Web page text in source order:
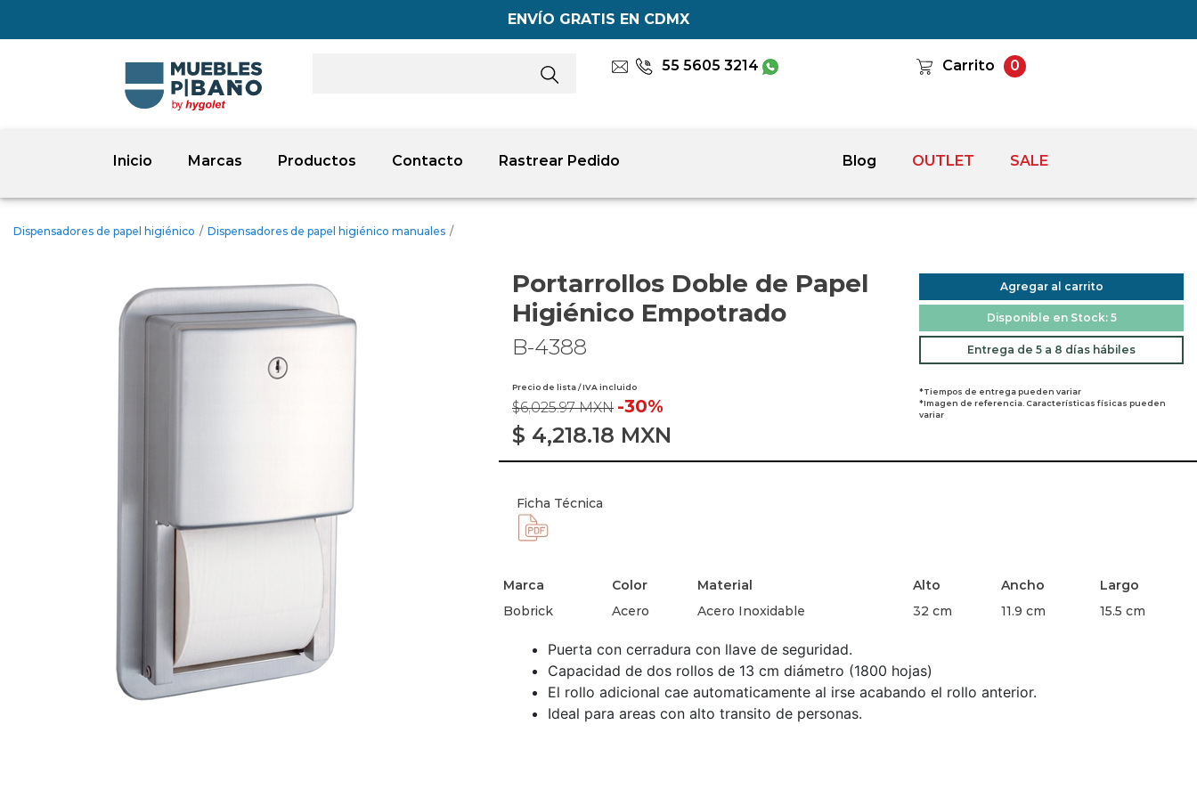
ENVÍO GRATIS EN CDMX
55 5605 3214 Carrito 0
Inicio Marcas Productos Contacto Rastrear Pedido Blog OUTLET SALE
Dispensadores de papel higiénico / Dispensadores de papel higiénico manuales /
Portarrollos Doble de Papel
Higiénico Empotrado
B-4388
Precio de lista / IVA incluido
$6,025.97 MXN -30%
$ 4,218.18 MXN
Agregar al carrito
Disponible en Stock: 5
Entrega de 5 a 8 días hábiles
*Tiempos de entrega pueden variar
*Imagen de referencia. Características físicas pueden
variar
Ficha Técnica
Marca Color Material Alto Ancho
Largo
Bobrick
Acero Acero Inoxidable 32 cm 11.9 cm 15.5 cm
Puerta con cerradura con llave de seguridad.
Capacidad de dos rollos de 13 cm diámetro (1800 hojas)
El rollo adicional cae automaticamente al irse acabando el rollo anterior.
Ideal para areas con alto transito de personas.